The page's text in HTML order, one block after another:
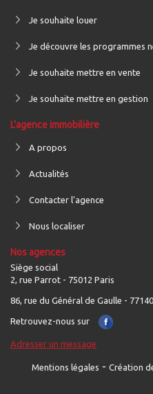
Je souhaite louer
Je découvre les programmes
Je souhaite mettre en vente
Je souhaite mettre en gestion
L'agence immobilière
A propos
Actualités
Contacter l'agence
Nous localiser
Nos agences
Siège social
2, rue Parrot - 75012 Paris
86, rue du Général de Gaulle -
Retrouvez-nous sur
Adresser un message
Mentions légales - Création